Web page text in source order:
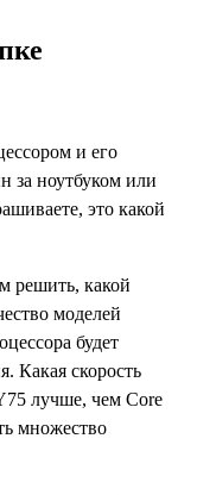
и его
за ноутбуком или
это какой
решить, какой
моделей
будет
Какая скорость
лучше, чем Core
множество